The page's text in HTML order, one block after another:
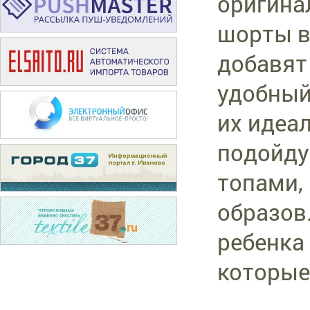
шорты
их
топами,